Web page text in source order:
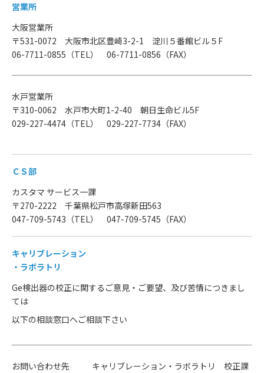
営業所
大阪営業所
〒531-0072 大阪市北区豊崎3-2-1 淀川５番館ビル５F
06-7711-0855（TEL） 06-7711-0856（FAX）
水戸営業所
〒310-0062 水戸市大町1-2-40 朝日生命ビル5F
029-227-4474（TEL） 029-227-7734（FAX）
ＣＳ部
カスタマ サービス一課
〒270-2222 千葉県松戸市高塚新田563
047-709-5743（TEL） 047-709-5745（FAX）
キャリブレーション
・ラボラトリ
Ge検出器の校正に関するご意見・ご要望、及び苦情につきまし
ては
以下の相談窓口へご相談下さい
お問い合わせ先 キャリブレーション・ラボラトリ 校正課